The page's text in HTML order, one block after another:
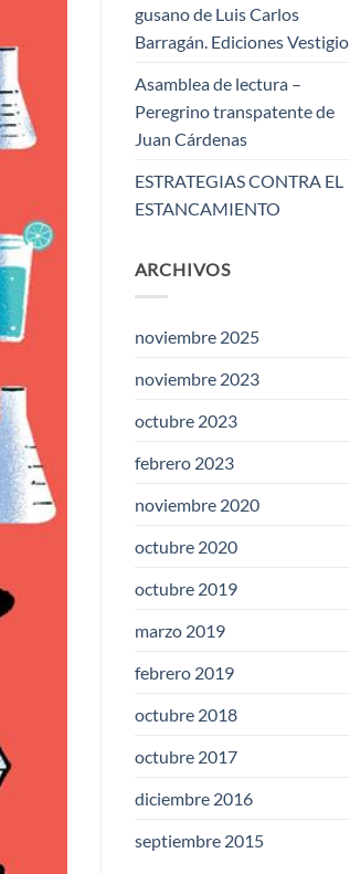
gusano de Luis Carlos
Barragán. Ediciones Vestigio
Asamblea de lectura –
Peregrino transpatente de
Juan Cárdenas
ESTRATEGIAS CONTRA EL
ESTANCAMIENTO
ARCHIVOS
noviembre 2025
noviembre 2023
octubre 2023
febrero 2023
noviembre 2020
octubre 2020
octubre 2019
marzo 2019
febrero 2019
octubre 2018
octubre 2017
diciembre 2016
septiembre 2015